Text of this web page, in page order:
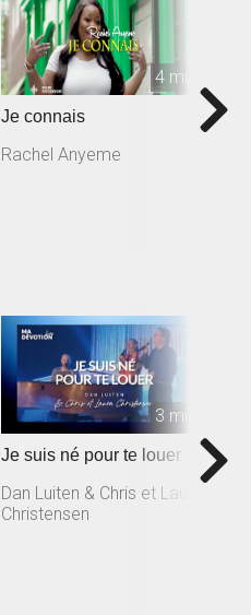
4 min
Je connais
Rachel Anyeme
3 min
Je suis né pour te louer
Dan Luiten & Chris et Laura
Christensen